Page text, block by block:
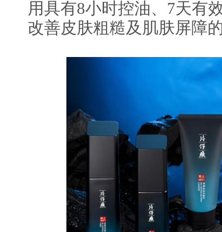
用具有8小时控油、7天有
改善皮肤粗糙及肌肤屏障